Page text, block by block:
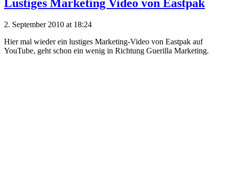
Lustiges Marketing Video von Eastpak
2. September 2010 at 18:24
Hier mal wieder ein lustiges Marketing-Video von Eastpak auf
YouTube, geht schon ein wenig in Richtung Guerilla Marketing.